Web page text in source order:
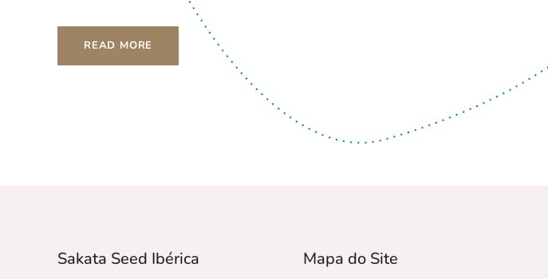
READ MORE
Sakata Seed Ibérica Mapa do Site